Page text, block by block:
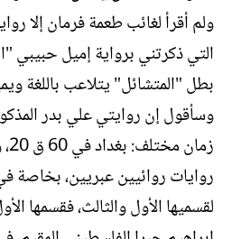
ولم أقرأ لغائب طعمة فرمان إلا
التي ذكرتني برواية إميل حبيبي
بطل "المتشائل" يتلاعب باللغة
وسأقول إن روايتي علي بدر
روايات روائيين عبريين، بخاصة
لقسميها الأول والثالث، فقسمها